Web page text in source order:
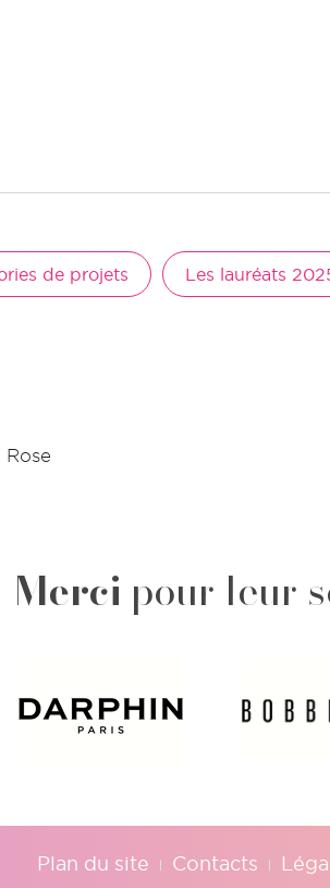
de projets Les lauréats
Rose
Merci pour leur
Plan du site Contacts